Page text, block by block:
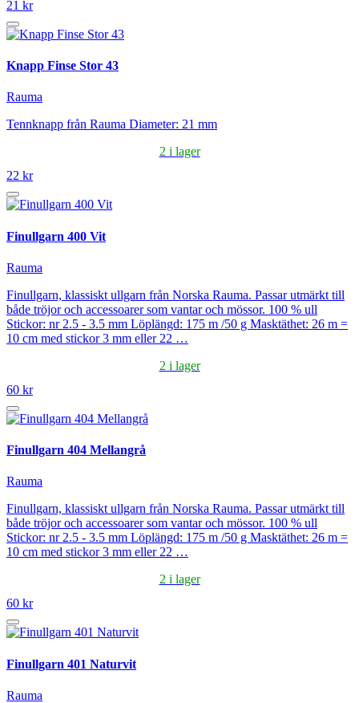
21 kr
Knapp Finse Stor 43
Rauma
Tennknapp från Rauma Diameter: 21 mm
2 i lager
22 kr
Finullgarn 400 Vit
Rauma
Finullgarn, klassiskt ullgarn från Norska Rauma. Passar utmärkt till
både tröjor och accessoarer som vantar och mössor. 100 % ull
Stickor: nr 2.5 - 3.5 mm Löplängd: 175 m /50 g Masktäthet: 26 m =
10 cm med stickor 3 mm eller 22 …
2 i lager
60 kr
Finullgarn 404 Mellangrå
Rauma
Finullgarn, klassiskt ullgarn från Norska Rauma. Passar utmärkt till
både tröjor och accessoarer som vantar och mössor. 100 % ull
Stickor: nr 2.5 - 3.5 mm Löplängd: 175 m /50 g Masktäthet: 26 m =
10 cm med stickor 3 mm eller 22 …
2 i lager
60 kr
Finullgarn 401 Naturvit
Rauma